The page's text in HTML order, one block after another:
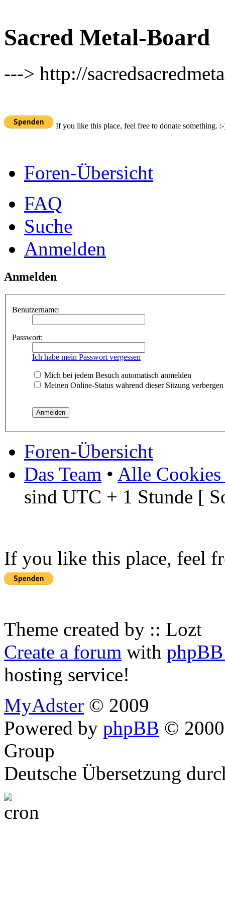
Sacred Metal-Board
---> http://
If you like this place, feel free to donate something.
Foren-Übersicht
FAQ
Suche
Anmelden
Anmelden
Benutzername:
Passwort:
Ich habe mein Passwort vergessen
Mich bei jedem Besuch automatisch anmelden
Meinen Online-Status während dieser Sitzung verbergen
Foren-Übersicht
Das Team • Alle Cookies
sind UTC + 1 Stunde [
If you like this place, feel
Theme created by :: Lozt
Create a forum with
hosting service!
MyAdster © 2009
Powered by phpBB ©
Group
Deutsche Übersetzung